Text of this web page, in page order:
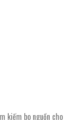
kiếm bo nguồn cho